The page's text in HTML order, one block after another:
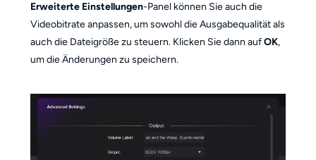
Erweiterte Einstellungen-Panel können Sie auch die
Videobitrate anpassen, um sowohl die Ausgabequalität als
auch die Dateigröße zu steuern. Klicken Sie dann aufOK,
um die Änderungen zu speichern.